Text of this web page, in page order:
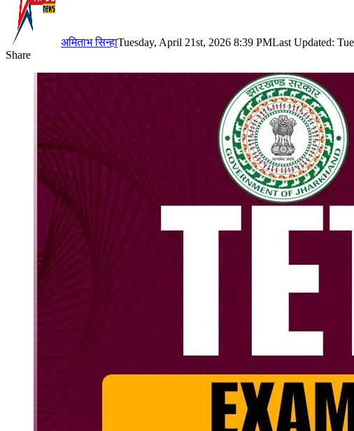
अमिताभ सिन्हाTuesday, April 21st, 2026 8:39 PMLast Updated:
Share